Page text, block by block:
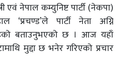
एवं नेपाल कम्युनिष्ट पार्टी (नेकपा)
पार्टी नेता अग्नि
बताउनुभएको छ । आज यहाँ
मुद्दा छ भनेर गरिएको प्रचार